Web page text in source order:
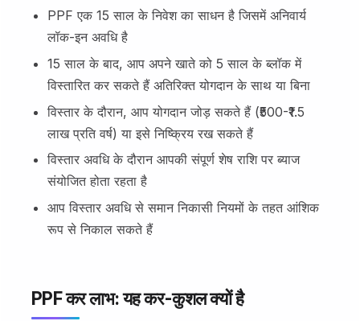
PPF एक 15 साल के निवेश का साधन है जिसमें अनिवार्य
लॉक-इन अवधि है
15 साल के बाद, आप अपने खाते को 5 साल के ब्लॉक में
विस्तारित कर सकते हैं अतिरिक्त योगदान के साथ या बिना
विस्तार के दौरान, आप योगदान जोड़ सकते हैं (₹500-₹1.5
लाख प्रति वर्ष) या इसे निष्क्रिय रख सकते हैं
विस्तार अवधि के दौरान आपकी संपूर्ण शेष राशि पर ब्याज
संयोजित होता रहता है
आप विस्तार अवधि से समान निकासी नियमों के तहत आंशिक
रूप से निकाल सकते हैं
PPF कर लाभ: यह कर-कुशल क्यों है